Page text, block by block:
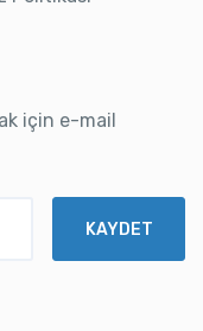
için e-mail
KAYDET